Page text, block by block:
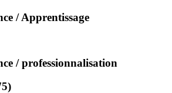
/ Apprentissage
/ professionnalisation